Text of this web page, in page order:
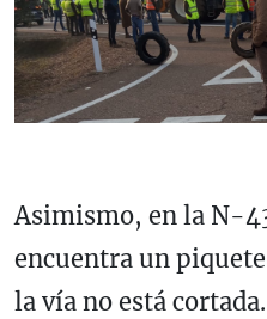
Asimismo, en la N-
encuentra un
la vía no está cortada.